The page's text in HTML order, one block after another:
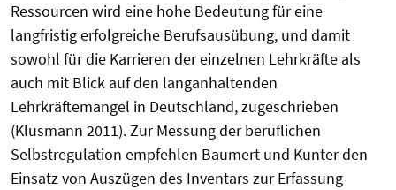
Ressourcen wird eine hohe Bedeutung für eine
langfristig erfolgreiche Berufsausübung, und damit
sowohl für die Karrieren der einzelnen Lehrkräfte als
auch mit Blick auf den langanhaltenden
Lehrkräftemangel in Deutschland, zugeschrieben
(Klusmann 2011). Zur Messung der beruflichen
Selbstregulation empfehlen Baumert und Kunter den
Einsatz von Auszügen des Inventars zur Erfassung